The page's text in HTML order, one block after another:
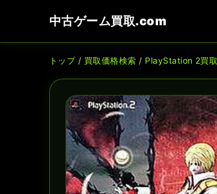
中古ゲーム買取.com
トップ/ 買取価格検索 / PlayStation 2買取